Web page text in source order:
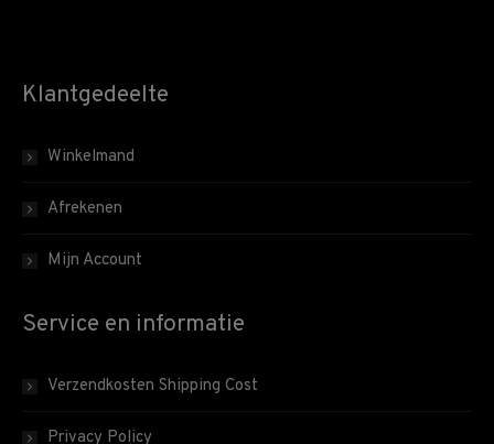
Klantgedeelte
Winkelmand
Afrekenen
Mijn Account
Service en informatie
Verzendkosten Shipping Cost
Privacy Policy